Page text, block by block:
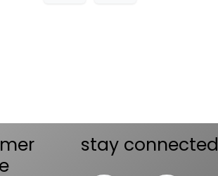
stay connected